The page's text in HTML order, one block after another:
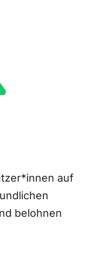
auf
belohnen